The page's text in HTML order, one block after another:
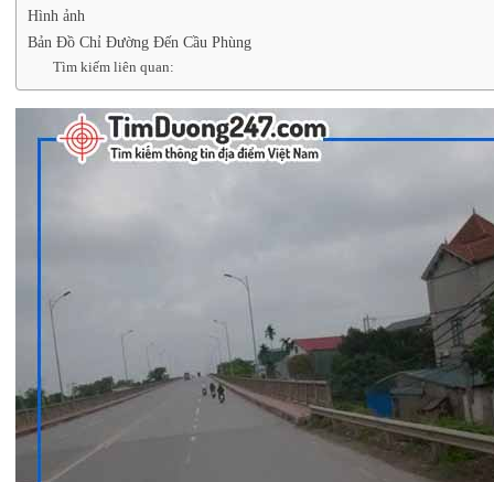
Hình ảnh
Bản Đồ Chỉ Đường Đến Cầu Phùng
Tìm kiếm liên quan: